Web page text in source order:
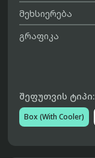
მეხსიერება
გრაფიკა
შეფუთვის ტიპი:
Box (With Cooler)